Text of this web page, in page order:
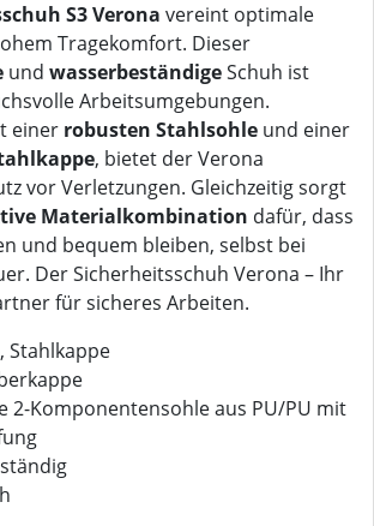
S3 Verona vereint optimale
Tragekomfort. Dieser
und wasserbeständigeSchuh ist
Arbeitsumgebungen.
einer robusten Stahlsohle und einer
, bietet der Verona
vor Verletzungen. Gleichzeitig sorgt
Materialkombination dafür, dass
und bequem bleiben, selbst bei
Der Sicherheitsschuh Verona – Ihr
für sicheres Arbeiten.
Stahlkappe
2-Komponentensohle aus PU/PU mit